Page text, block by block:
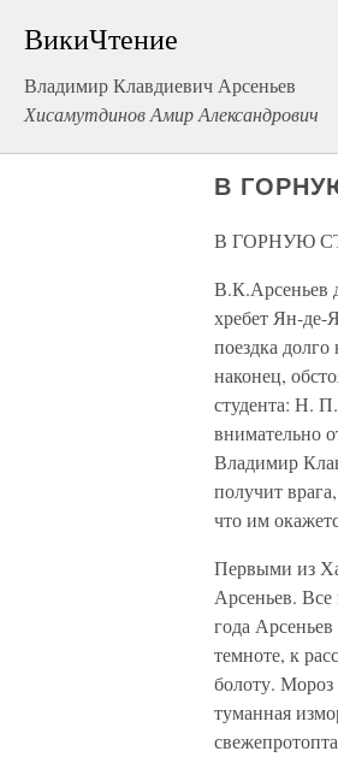
ВикиЧтение
Владимир Клавдиевич Арсеньев
Хисамутдинов Амир Александрович
В
В ГОРНУЮ
В.К.Арсеньев
хребет Ян-де-
поездка
наконец,
студента: Н.
внимательно
Владимир
получит
что им
Первыми из
Арсеньев. Все
года
темноте, к
болоту. Мороз
туманная